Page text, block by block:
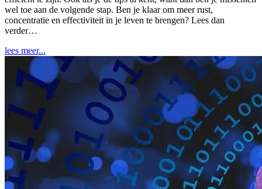
wel toe aan de volgende stap. Ben je klaar om meer rust,
concentratie en effectiviteit in je leven te brengen? Lees dan
verder…
lees meer...